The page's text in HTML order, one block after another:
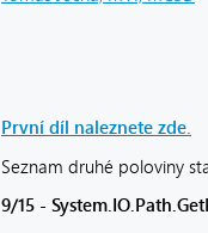
První díl naleznete zde.
Seznam druhé poloviny
9/15 -